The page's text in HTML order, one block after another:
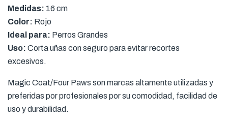
Medidas: 16 cm
Color: Rojo
Ideal para: Perros Grandes
Uso: Corta uñas con seguro para evitar recortes
excesivos.
Magic Coat/Four Paws son marcas altamente utilizadas y
preferidas por profesionales por su comodidad, facilidad de
uso y durabilidad.